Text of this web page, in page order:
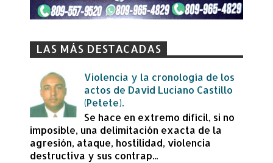
LAS MÁS DESTACADAS
Violencia y la cronología de los
actos de David Luciano Castillo
(Petete).
Se hace en extremo difícil, si no
imposible, una delimitación exacta de la
agresión, ataque, hostilidad, violencia
destructiva y sus contrap...